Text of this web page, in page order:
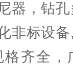
器，钻
非标设
齐全，